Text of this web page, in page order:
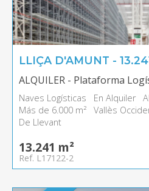
LLIÇA D'AMUNT -
ALQUILER - Plataforma
Naves Logísticas En Alquiler
Más de 6.000 m²
Vallès
De Llevant
13.241 m²
Ref. L17122-2